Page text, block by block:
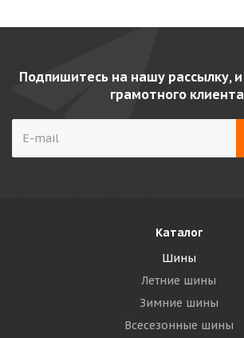
Подпишитесь на нашу рассылку, и
грамотного
Каталог
Шины
Летние шины
Зимние шины
Всесезонные шины